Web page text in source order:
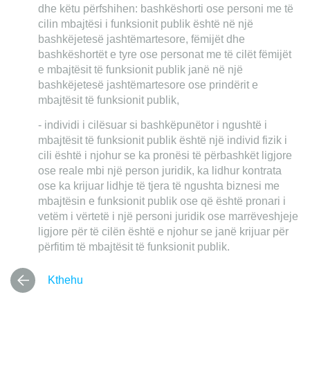
dhe këtu përfshihen: bashkëshorti ose personi me të
cilin mbajtësi i funksionit publik është në një
bashkëjetesë jashtëmartesore, fëmijët dhe
bashkëshortët e tyre ose personat me të cilët fëmijët
e mbajtësit të funksionit publik janë në një
bashkëjetesë jashtëmartesore ose prindërit e
mbajtësit të funksionit publik,
- individi i cilësuar si bashkëpunëtor i ngushtë i
mbajtësit të funksionit publik është një individ fizik i
cili është i njohur se ka pronësi të përbashkët ligjore
ose reale mbi një person juridik, ka lidhur kontrata
ose ka krijuar lidhje të tjera të ngushta biznesi me
mbajtësin e funksionit publik ose që është pronari i
vetëm i vërtetë i një personi juridik ose marrëveshjeje
ligjore për të cilën është e njohur se janë krijuar për
përfitim të mbajtësit të funksionit publik.
Kthehu